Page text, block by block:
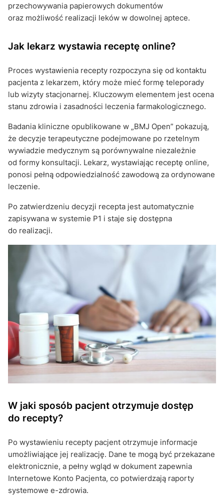
przechowywania papierowych dokumentów
oraz możliwość realizacji leków w dowolnej aptece.
Jak lekarz wystawia receptę online?
Proces wystawienia recepty rozpoczyna się od kontaktu
pacjenta z lekarzem, który może mieć formę teleporady
lub wizyty stacjonarnej. Kluczowym elementem jest ocena
stanu zdrowia i zasadności leczenia farmakologicznego.
Badania kliniczne opublikowane w „BMJ Open” pokazują,
że decyzje terapeutyczne podejmowane po rzetelnym
wywiadzie medycznym są porównywalne niezależnie
od formy konsultacji. Lekarz, wystawiając receptę online,
ponosi pełną odpowiedzialność zawodową za ordynowane
leczenie.
Po zatwierdzeniu decyzji recepta jest automatycznie
zapisywana w systemie P1 i staje się dostępna
do realizacji.
W jaki sposób pacjent otrzymuje dostęp
do recepty?
Po wystawieniu recepty pacjent otrzymuje informacje
umożliwiające jej realizację. Dane te mogą być przekazane
elektronicznie, a pełny wgląd w dokument zapewnia
Internetowe Konto Pacjenta, co potwierdzają raporty
systemowe e-zdrowia.